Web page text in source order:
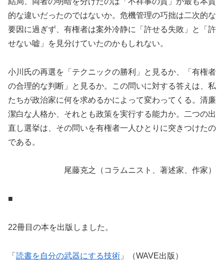
的な違いだったのではないか。危機管理の巧拙は二次的な
要因に過ぎず、有権者は案外冷静に「許せる失敗」と「許
せない嘘」を見分けていたのかもしれない。
小川氏の再選を「テクニックの勝利」と見るか、「有権者
の合理的な判断」と見るか。この問いに対する答えは、私
たちが政治家に何を求めるかによって変わってくる。清廉
潔白な人格か、それとも政策を実行する能力か。二つの出
直し選挙は、その問いを有権者一人ひとりに突きつけたの
である。
尾藤克之（コラムニスト、著述家、作家）
■
22冊目の本を出版しました。
「 読書を自分の武器にする技術 」（WAVE出版）